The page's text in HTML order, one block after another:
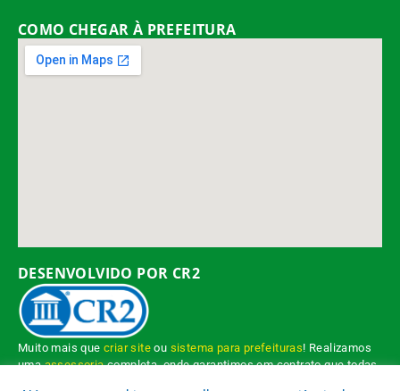
COMO CHEGAR À PREFEITURA
DESENVOLVIDO POR CR2
Muito mais quecriar site ou sistema para prefeituras! Realizamos
umaassessoriacompleta, onde garantimos em contrato que todas